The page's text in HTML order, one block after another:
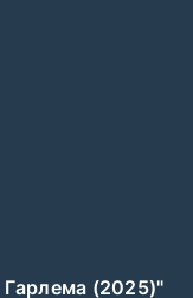
(2025)"